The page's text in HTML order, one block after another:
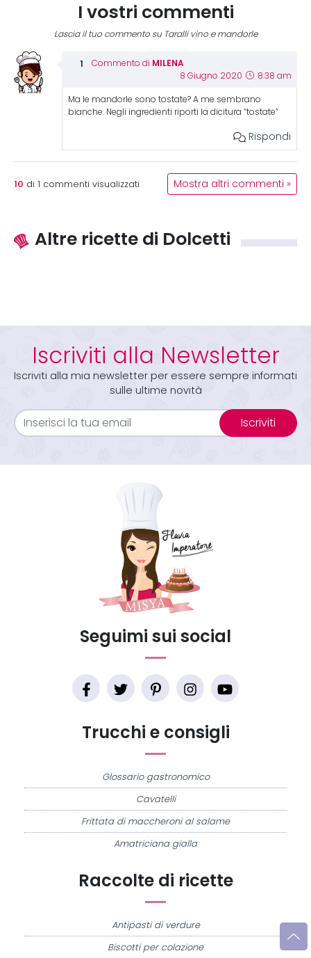
I vostri commenti
Lascia il tuo commento su Taralli vino e mandorle
Commento di MILENA
8 Giugno 2020 8:38 am
Ma le mandorle sono tostate? A me sembrano
bianche. Negli ingredienti riporti la dicitura “tostate”
Rispondi
10 di 1 commenti visualizzati Mostra altri commenti »
Altre ricette di Dolcetti
Iscriviti alla Newsletter
Iscriviti alla mia newsletter per essere sempre informati
sulle ultime novità
Iscriviti
Raccolte di ricette
Antipasti di verdure
Biscotti per colazione
Trucchi e consigli
Glossario gastronomico
Cavatelli
Frittata di maccheroni al salame
Amatriciana gialla
Seguimi sui social